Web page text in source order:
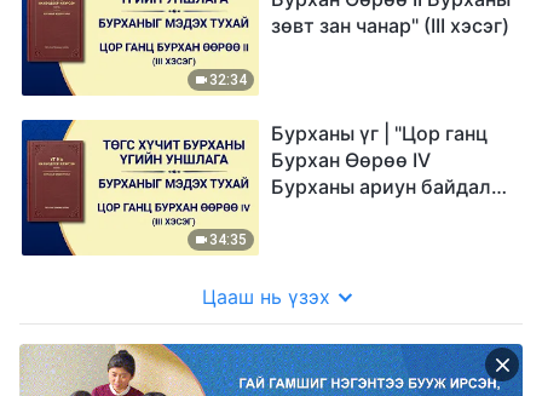
32:34
зөвт зан чанар" (III хэсэг)
34:35
Бурханы үг | "Цор ганц
Бурхан Өөрөө IV
Бурханы ариун байдал
Цааш нь үзэх